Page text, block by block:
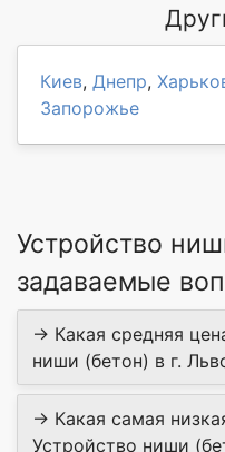
Киев, Днепр,
Запорожье
Устройство
задаваемые
→ Какая средняя
ниши (бетон) в г.
→ Какая самая
Устройство ниши